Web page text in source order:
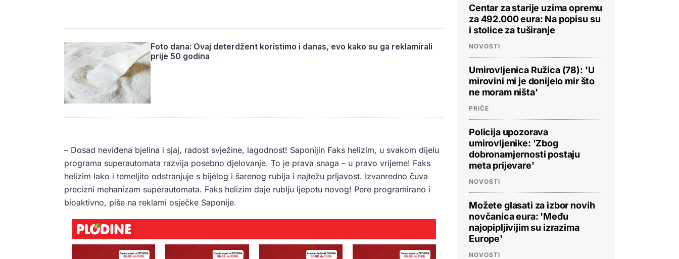
Foto dana: Ovaj deterdžent koristimo i danas, evo kako su ga reklamirali
prije 50 godina
– Dosad neviđena bjelina i sjaj, radost svježine, lagodnost! Saponijin Faks helizim, u svakom dijelu
programa superautomata razvija posebno djelovanje. To je prava snaga – u pravo vrijeme! Faks
helizim lako i temeljito odstranjuje s bijelog i šarenog rublja i najtežu prljavost. Izvanredno čuva
precizni mehanizam superautomata. Faks helizim daje rublju ljepotu novog! Pere programirano i
bioaktivno, piše na reklami osječke Saponije.
Centar za starije uzima opremu
za 492.000 eura: Na popisu su
i stolice za tuširanje
NOVOSTI
Umirovljenica Ružica (78): 'U
mirovini mi je donijelo mir što
ne moram ništa'
PRIČE
Policija upozorava
umirovljenike: 'Zbog
dobronamjernosti postaju
meta prijevare'
NOVOSTI
Možete glasati za izbor novih
novčanica eura: 'Među
najopipljivijim su izrazima
Europe'
NOVOSTI